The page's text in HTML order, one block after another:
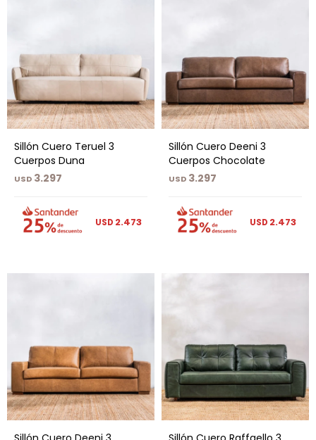
Sillón Cuero Teruel 3
Cuerpos Duna
USD 3.297
USD 2.473
Sillón Cuero Deeni 3
Cuerpos Chocolate
USD 3.297
USD 2.473